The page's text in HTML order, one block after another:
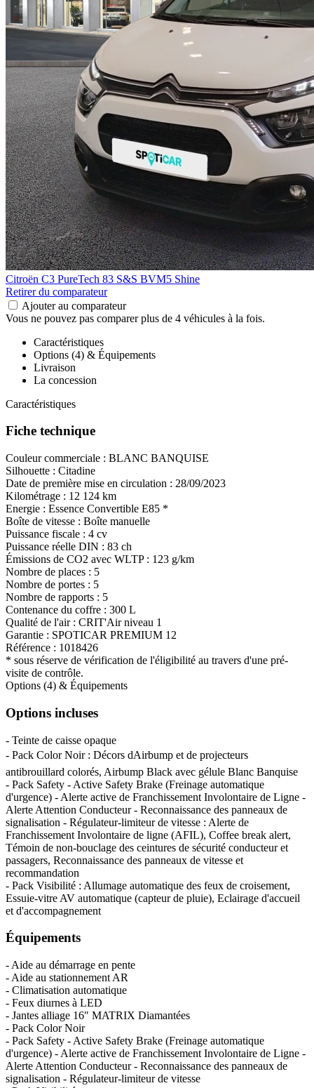
Citroën C3 PureTech 83 S&S BVM5 Shine
Retirer du comparateur
Ajouter au comparateur
Vous ne pouvez pas comparer plus de 4 véhicules à la fois.
Caractéristiques
Options (4) & Équipements
Livraison
La concession
Caractéristiques
Fiche technique
Couleur commerciale : BLANC BANQUISE
Silhouette : Citadine
Date de première mise en circulation : 28/09/2023
Kilométrage : 12 124 km
Energie : Essence Convertible E85 *
Boîte de vitesse : Boîte manuelle
Puissance fiscale : 4 cv
Puissance réelle DIN : 83 ch
Émissions de CO2 avec WLTP : 123 g/km
Nombre de places : 5
Nombre de portes : 5
Nombre de rapports : 5
Contenance du coffre : 300 L
Qualité de l'air : CRIT'Air niveau 1
Garantie : SPOTICAR PREMIUM 12
Référence : 1018426
* sous réserve de vérification de l'éligibilité au travers d'une pré-
visite de contrôle.
Options (4) & Équipements
Options incluses
- Teinte de caisse opaque
- Pack Color Noir : Décors dAirbump et de projecteurs
antibrouillard colorés, Airbump Black avec gélule Blanc Banquise
- Pack Safety - Active Safety Brake (Freinage automatique
d'urgence) - Alerte active de Franchissement Involontaire de Ligne -
Alerte Attention Conducteur - Reconnaissance des panneaux de
signalisation - Régulateur-limiteur de vitesse : Alerte de
Franchissement Involontaire de ligne (AFIL), Coffee break alert,
Témoin de non-bouclage des ceintures de sécurité conducteur et
passagers, Reconnaissance des panneaux de vitesse et
recommandation
- Pack Visibilité : Allumage automatique des feux de croisement,
Essuie-vitre AV automatique (capteur de pluie), Eclairage d'accueil
et d'accompagnement
Équipements
- Aide au démarrage en pente
- Aide au stationnement AR
- Climatisation automatique
- Feux diurnes à LED
- Jantes alliage 16" MATRIX Diamantées
- Pack Color Noir
- Pack Safety - Active Safety Brake (Freinage automatique
d'urgence) - Alerte active de Franchissement Involontaire de Ligne -
Alerte Attention Conducteur - Reconnaissance des panneaux de
signalisation - Régulateur-limiteur de vitesse